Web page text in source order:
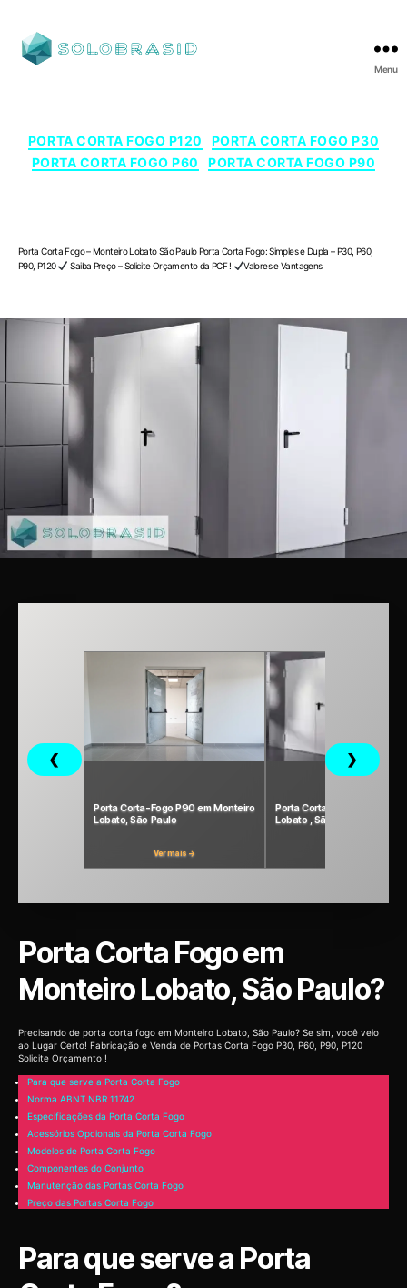
Menu
PORTA CORTA FOGO P120
PORTA CORTA FOGO P30
PORTA CORTA FOGO P60
PORTA CORTA FOGO P90
Porta Corta Fogo – Monteiro Lobato São Paulo Porta Corta Fogo: Simples e Dupla – P30, P60,
P90, P120
Saiba Preço – Solicite Orçamento da PCF ! Valores e Vantagens.
❮
Porta Corta-Fogo P90 em Monteiro
Lobato, São Paulo
Ver mais →
Porta Corta Fogo P120 em
Lobato , São Paulo
❯
Porta Corta Fogo em
Monteiro Lobato, São Paulo?
Precisando de porta corta fogo em Monteiro Lobato, São Paulo? Se sim, você veio
ao Lugar Certo! Fabricação e Venda de Portas Corta Fogo P30, P60, P90, P120
Solicite Orçamento !
Para que serve a Porta Corta Fogo
Norma ABNT NBR 11742
Especificações da Porta Corta Fogo
Acessórios Opcionais da Porta Corta Fogo
Modelos de Porta Corta Fogo
Componentes do Conjunto
Manutenção das Portas Corta Fogo
Preço das Portas Corta Fogo
Para que serve a Porta